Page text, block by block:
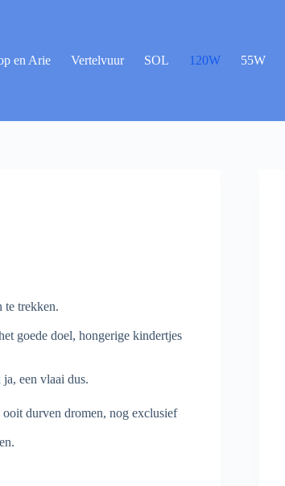
en Arie Vertelvuur SOL 120W 55W
te trekken.
goede doel, hongerige kindertjes
een vlaai dus.
durven dromen, nog exclusief